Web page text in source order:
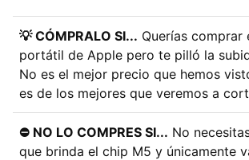
💡 CÓMPRALO SI... Querías comprar
portátil de Apple pero te pilló la
No es el mejor precio que hemos
es de los mejores que veremos a
⛔ NO LO COMPRES SI... No
que brinda el chip M5 y únicamente